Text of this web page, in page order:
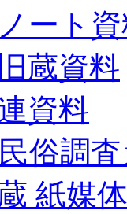
ート
蔵資料
資料
俗調査
紙媒